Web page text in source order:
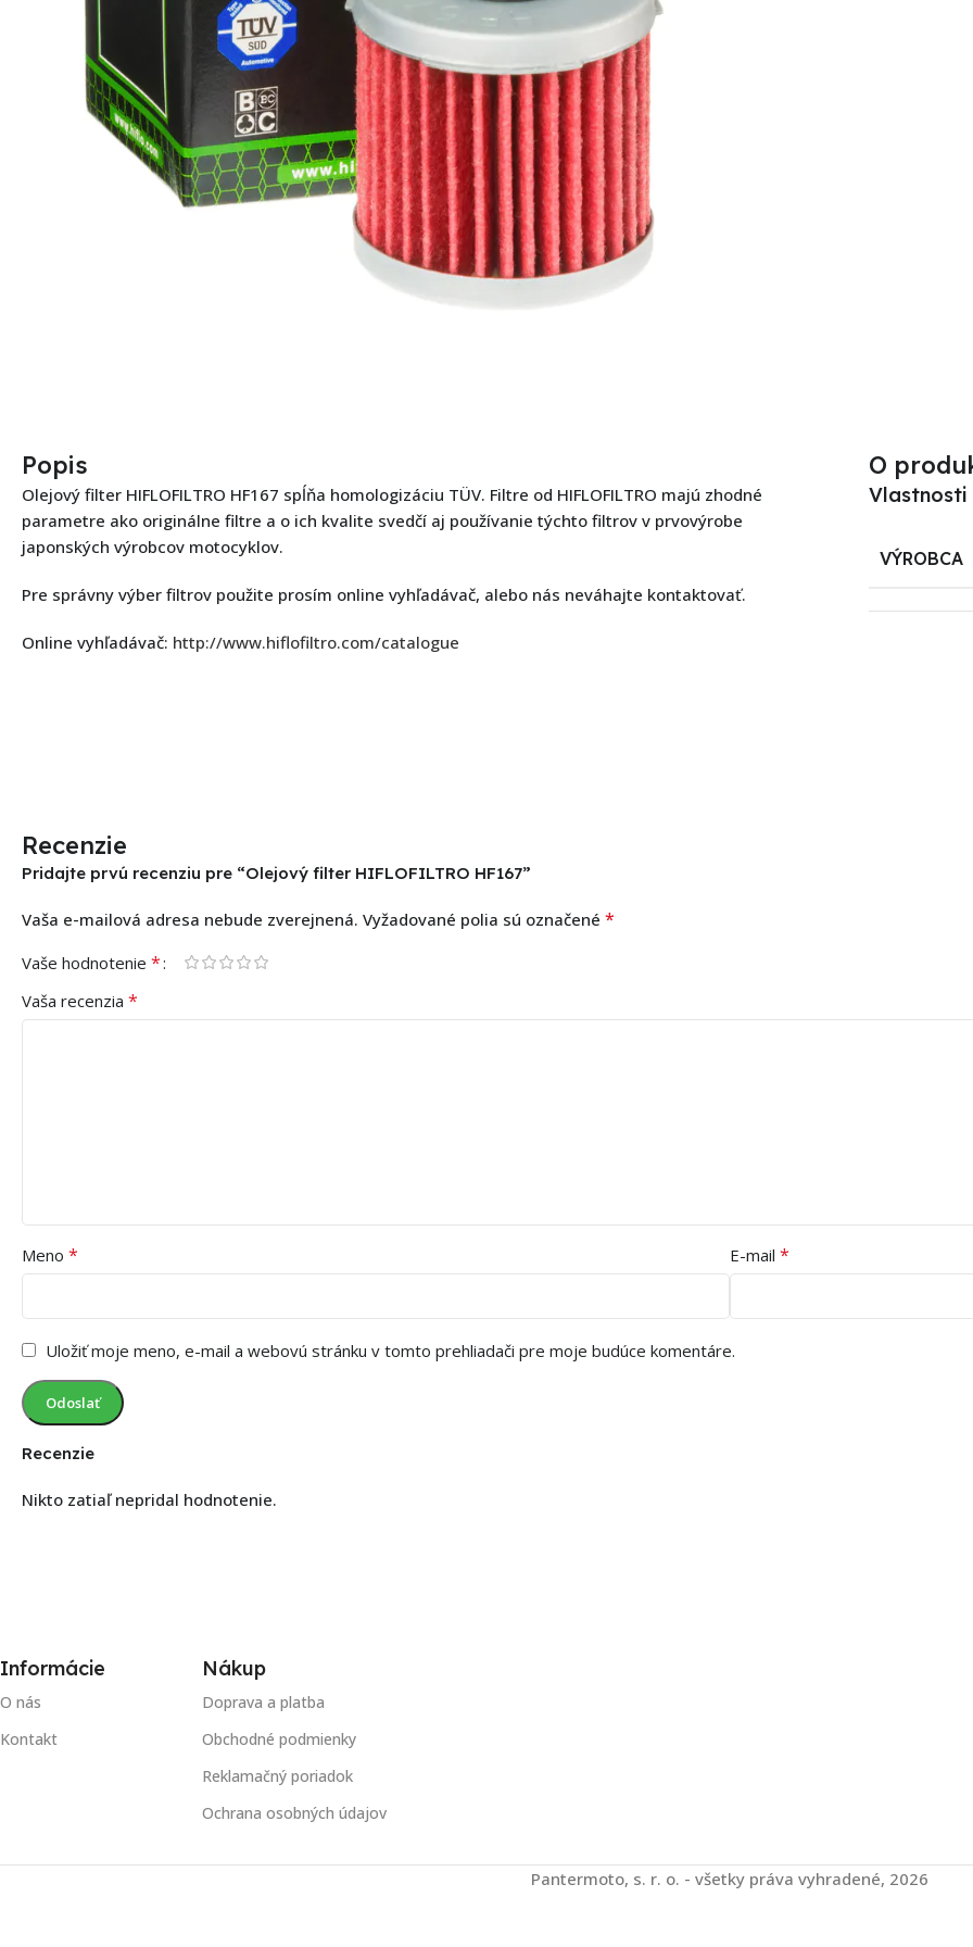
Popis
Olejový filter HIFLOFILTRO HF167 spĺňa homologizáciu TÜV. Filtre od HIFLOFILTRO majú zhodné
parametre ako originálne filtre a o ich kvalite svedčí aj používanie týchto filtrov v prvovýrobe
japonských výrobcov motocyklov.
Pre správny výber filtrov použite prosím online vyhľadávač, alebo nás neváhajte kontaktovať.
Online vyhľadávač: http://www.hiflofiltro.com/catalogue
O
Vlastnosti
VÝROBCA
Recenzie
Recenzie
Nikto zatiaľ nepridal hodnotenie.
Pridajte prvú recenziu pre “Olejový filter HIFLOFILTRO HF167”
Vaša e-mailová adresa nebude zverejnená. Vyžadované polia sú označené *
Vaše hodnotenie *
Vaša recenzia *
Meno * E-mail *
Uložiť moje meno, e-mail a webovú stránku v tomto prehliadači pre moje budúce komentáre.
Informácie
O nás
Kontakt
Nákup
Doprava a platba
Obchodné podmienky
Reklamačný poriadok
Ochrana osobných údajov
Pantermoto, s. r. o. - všetky práva vyhradené, 2026